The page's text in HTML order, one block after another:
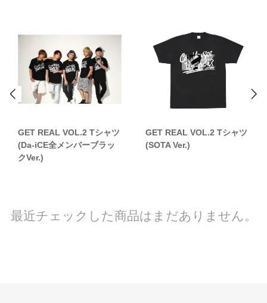
GET REAL VOL.2 Tシャツ
(Da-iCE全メンバーブラッ
クVer.)
GET REAL VOL.2 Tシャツ
(SOTA Ver.)
最近チェックした商品はまだありません。